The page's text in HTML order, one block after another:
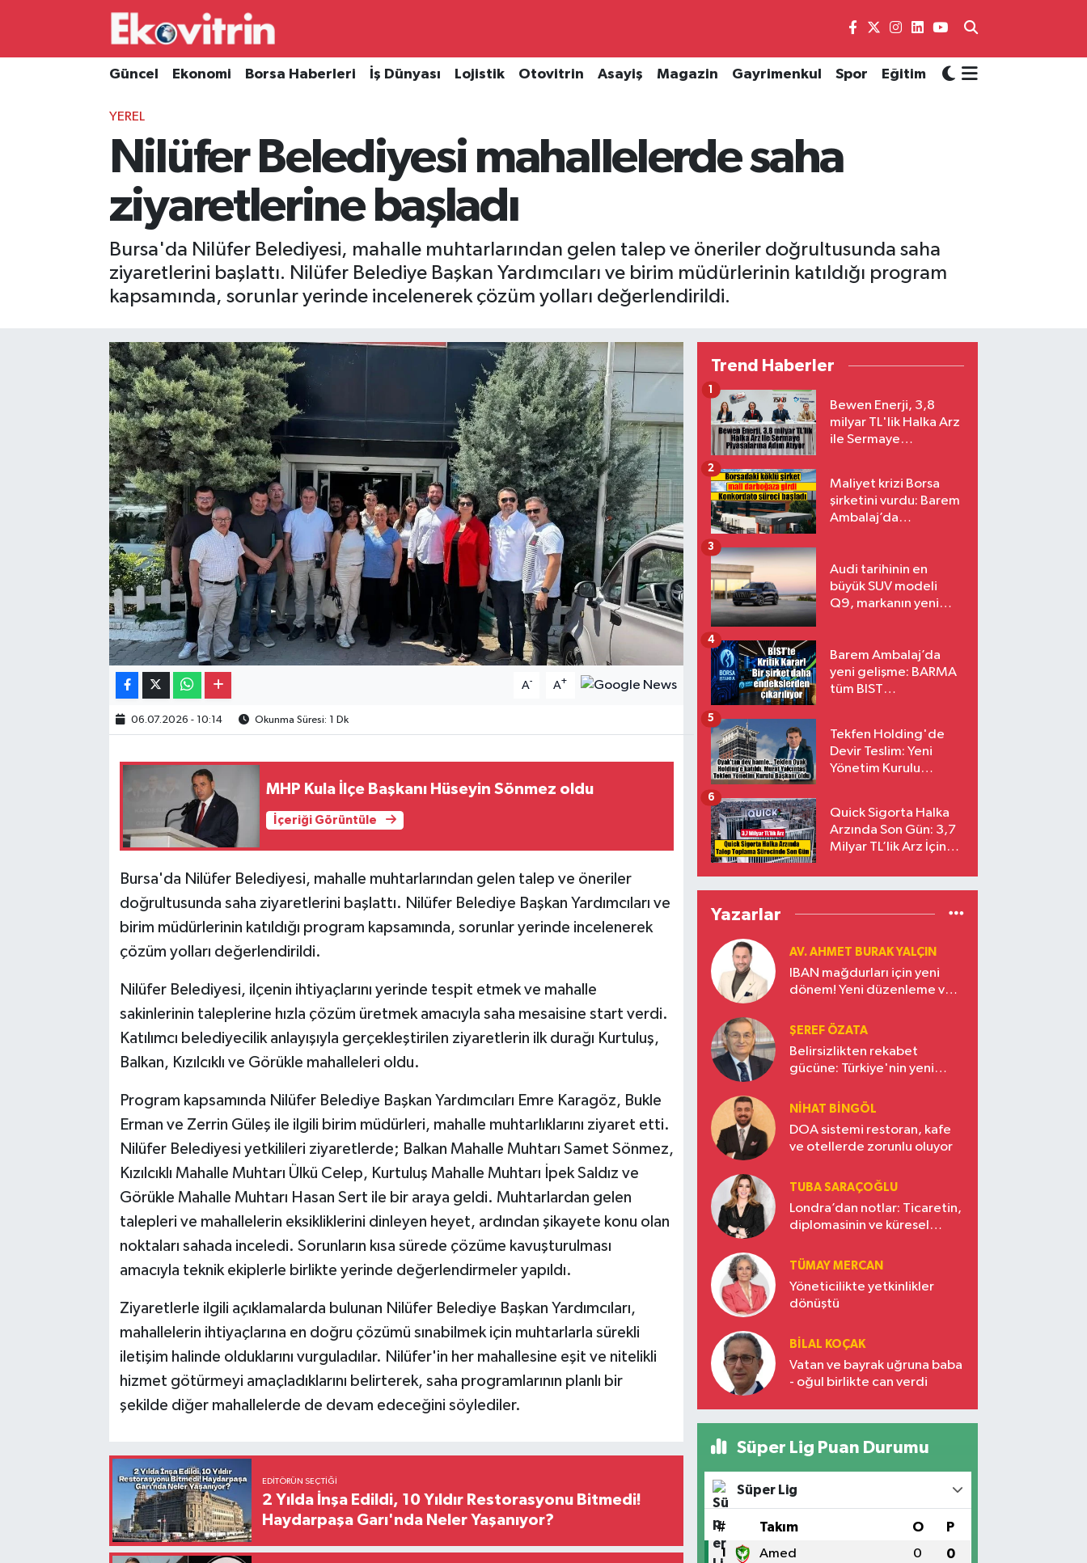
Güncel Ekonomi Borsa Haberleri İş Dünyası Lojistik Otovitrin Asayiş Magazin Gayrimenkul Spor Eğitim
YEREL
Nilüfer Belediyesi mahallelerde saha
ziyaretlerine başladı
Bursa'da Nilüfer Belediyesi, mahalle muhtarlarından gelen talep ve öneriler doğrultusunda saha
ziyaretlerini başlattı. Nilüfer Belediye Başkan Yardımcıları ve birim müdürlerinin katıldığı program
kapsamında, sorunlar yerinde incelenerek çözüm yolları değerlendirildi.
A- A+
06.07.2026 - 10:14 Okunma Süresi: 1 Dk
MHP Kula İlçe Başkanı Hüseyin Sönmez oldu
İçeriği Görüntüle
Bursa'da Nilüfer Belediyesi, mahalle muhtarlarından gelen talep ve öneriler
doğrultusunda saha ziyaretlerini başlattı. Nilüfer Belediye Başkan Yardımcıları ve
birim müdürlerinin katıldığı program kapsamında, sorunlar yerinde incelenerek
çözüm yolları değerlendirildi.
Nilüfer Belediyesi, ilçenin ihtiyaçlarını yerinde tespit etmek ve mahalle
sakinlerinin taleplerine hızla çözüm üretmek amacıyla saha mesaisine start verdi.
Katılımcı belediyecilik anlayışıyla gerçekleştirilen ziyaretlerin ilk durağı Kurtuluş,
Balkan, Kızılcıklı ve Görükle mahalleleri oldu.
Program kapsamında Nilüfer Belediye Başkan Yardımcıları Emre Karagöz, Bukle
Erman ve Zerrin Güleş ile ilgili birim müdürleri, mahalle muhtarlıklarını ziyaret etti.
Nilüfer Belediyesi yetkilileri ziyaretlerde; Balkan Mahalle Muhtarı Samet Sönmez,
Kızılcıklı Mahalle Muhtarı Ülkü Celep, Kurtuluş Mahalle Muhtarı İpek Saldız ve
Görükle Mahalle Muhtarı Hasan Sert ile bir araya geldi. Muhtarlardan gelen
talepleri ve mahallelerin eksikliklerini dinleyen heyet, ardından şikayete konu olan
noktaları sahada inceledi. Sorunların kısa sürede çözüme kavuşturulması
amacıyla teknik ekiplerle birlikte yerinde değerlendirmeler yapıldı.
Ziyaretlerle ilgili açıklamalarda bulunan Nilüfer Belediye Başkan Yardımcıları,
mahallelerin ihtiyaçlarına en doğru çözümü sınabilmek için muhtarlarla sürekli
iletişim halinde olduklarını vurguladılar. Nilüfer'in her mahallesine eşit ve nitelikli
hizmet götürmeyi amaçladıklarını belirterek, saha programlarının planlı bir
şekilde diğer mahallelerde de devam edeceğini söylediler.
EDITÖRÜN SEÇTIĞI
2 Yılda İnşa Edildi, 10 Yıldır Restorasyonu Bitmedi!
Haydarpaşa Garı'nda Neler Yaşanıyor?
Trend Haberler
Bewen Enerji, 3,8
milyar TL'lik Halka Arz
ile Sermaye
1
Maliyet krizi Borsa
şirketini vurdu: Barem
Ambalaj’da
2
Audi tarihinin en
büyük SUV modeli
Q9, markanın yeni
3
Barem Ambalaj’da
yeni gelişme: BARMA
tüm BIST
4
Tekfen Holding'de
Devir Teslim: Yeni
Yönetim Kurulu
5
Quick Sigorta Halka
Arzında Son Gün: 3,7
Milyar TL’lik Arz İçin
Eriyor
6
Yazarlar
AV. AHMET BURAK YALÇIN
IBAN mağdurları için yeni
dönem! Yeni düzenleme ve
ŞEREF ÖZATA
Belirsizlikten rekabet
gücüne: Türkiye'nin yeni
NIHAT BINGÖL
DOA sistemi restoran, kafe
ve otellerde zorunlu oluyor
TUBA SARAÇOĞLU
Londra’dan notlar: Ticaretin,
diplomasinin ve küresel
Türkiye’nin yükselen gücü
TÜMAY MERCAN
Yöneticilikte yetkinlikler
dönüştü
BILAL KOÇAK
Vatan ve bayrak uğruna baba
- oğul birlikte can verdi
Süper Lig Puan Durumu
Süper Lig
# Takım O P
1 Amed 0 0
Güncel
Borsa Haberleri
Gayrimenkul
Hava Durumu
Süper Lig Puan Durumu ve Fikstür
Tüm Manşetler
Son Dakika Haberleri
Haber Arşivi